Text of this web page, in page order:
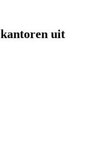
uit